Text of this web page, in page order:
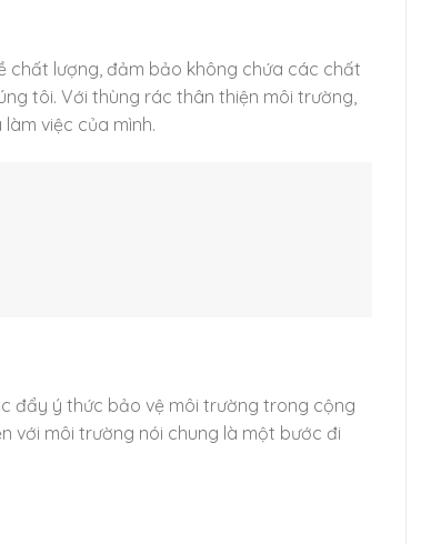
chất lượng, đảm bảo không chứa các chất
tôi. Với thùng rác thân thiện môi trường,
việc của mình.
đẩy ý thức bảo vệ môi trường trong cộng
với môi trường nói chung là một bước đi